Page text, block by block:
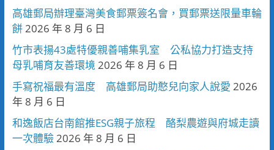
高雄郵局辦理臺灣美食郵票簽名會，買郵票送限量車輪
餅2026 年 8 月 6 日
竹市表揚43處特優親善哺集乳室 公私協力打造支持
母乳哺育友善環境2026 年 8 月 6 日
手寫祝福最有溫度 高雄郵局助憨兒向家人說愛 2026
年 8 月 6 日
和逸飯店台南館推ESG親子旅程 酪梨農遊與府城走讀
一次體驗2026 年 8 月 6 日